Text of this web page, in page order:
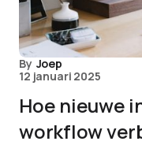
By Joep
12 januari 2025
Hoe nieuwe
workflow